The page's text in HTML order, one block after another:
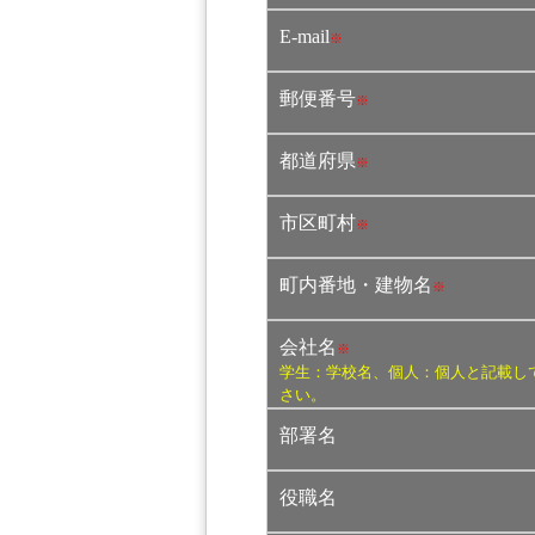
E-mail※
郵便番号※
都道府県※
市区町村※
町内番地・建物名 ※
会社名 ※
学生：学校名、個人：個人と記載し
さい。
部署名
役職名